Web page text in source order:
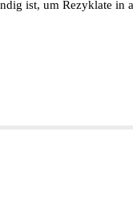
ist, um Rezyklate in